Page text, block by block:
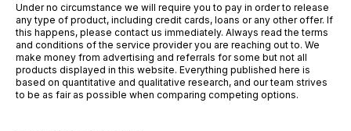
Under no circumstance we will require you to pay in order to release
any type of product, including credit cards, loans or any other offer. If
this happens, please contact us immediately. Always read the terms
and conditions of the service provider you are reaching out to. We
make money from advertising and referrals for some but not all
products displayed in this website. Everything published here is
based on quantitative and qualitative research, and our team strives
to be as fair as possible when comparing competing options.